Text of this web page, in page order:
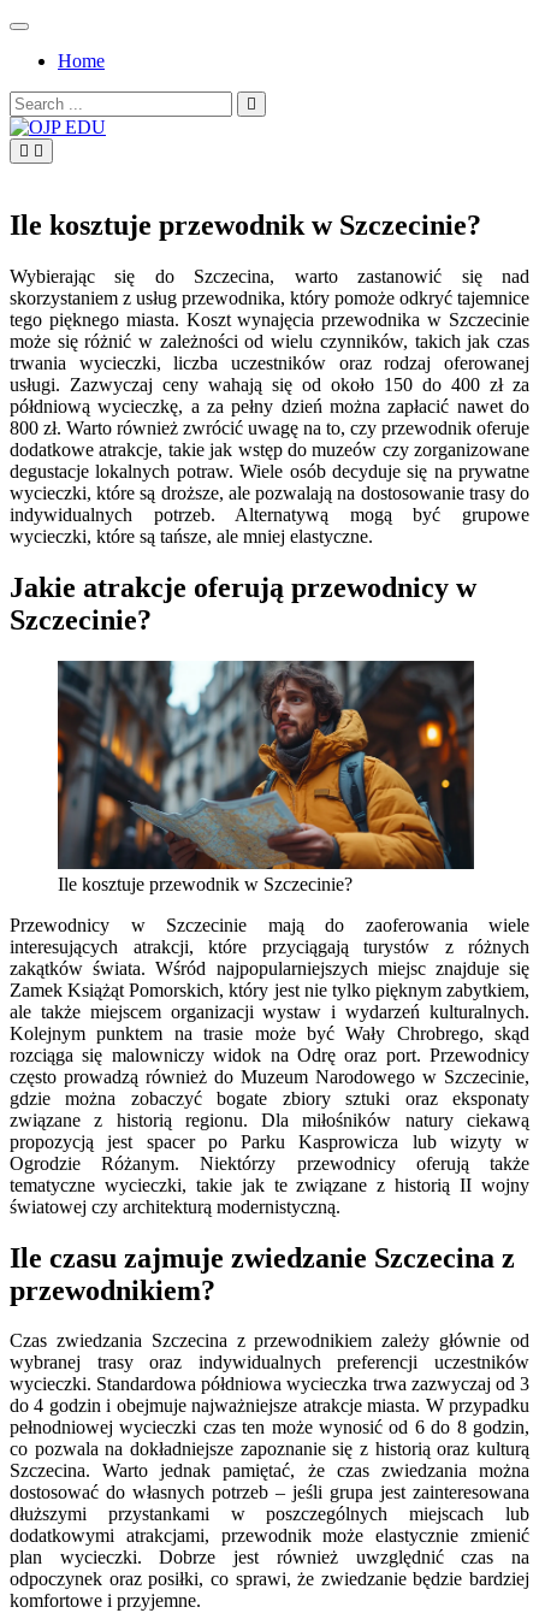
Skip
contentHome
Search
for:
Ile kosztuje przewodnik w Szczecinie?
Wybierając się do Szczecina, warto zastanowić się nad
skorzystaniem z usług przewodnika, który pomoże odkryć tajemnice
tego pięknego miasta. Koszt wynajęcia przewodnika w Szczecinie
może się różnić w zależności od wielu czynników, takich jak czas
trwania wycieczki, liczba uczestników oraz rodzaj oferowanej
usługi. Zazwyczaj ceny wahają się od około 150 do 400 zł za
półdniową wycieczkę, a za pełny dzień można zapłacić nawet do
800 zł. Warto również zwrócić uwagę na to, czy przewodnik oferuje
dodatkowe atrakcje, takie jak wstęp do muzeów czy zorganizowane
degustacje lokalnych potraw. Wiele osób decyduje się na prywatne
wycieczki, które są droższe, ale pozwalają na dostosowanie trasy do
indywidualnych potrzeb. Alternatywą mogą być grupowe
wycieczki, które są tańsze, ale mniej elastyczne.
Jakie atrakcje oferują przewodnicy w
Szczecinie?
Ile kosztuje przewodnik w Szczecinie?
Przewodnicy w Szczecinie mają do zaoferowania wiele
interesujących atrakcji, które przyciągają turystów z różnych
zakątków świata. Wśród najpopularniejszych miejsc znajduje się
Zamek Książąt Pomorskich, który jest nie tylko pięknym zabytkiem,
ale także miejscem organizacji wystaw i wydarzeń kulturalnych.
Kolejnym punktem na trasie może być Wały Chrobrego, skąd
rozciąga się malowniczy widok na Odrę oraz port. Przewodnicy
często prowadzą również do Muzeum Narodowego w Szczecinie,
gdzie można zobaczyć bogate zbiory sztuki oraz eksponaty
związane z historią regionu. Dla miłośników natury ciekawą
propozycją jest spacer po Parku Kasprowicza lub wizyty w
Ogrodzie Różanym. Niektórzy przewodnicy oferują także
tematyczne wycieczki, takie jak te związane z historią II wojny
światowej czy architekturą modernistyczną.
Ile czasu zajmuje zwiedzanie Szczecina z
przewodnikiem?
Czas zwiedzania Szczecina z przewodnikiem zależy głównie od
wybranej trasy oraz indywidualnych preferencji uczestników
wycieczki. Standardowa półdniowa wycieczka trwa zazwyczaj od 3
do 4 godzin i obejmuje najważniejsze atrakcje miasta. W przypadku
pełnodniowej wycieczki czas ten może wynosić od 6 do 8 godzin,
co pozwala na dokładniejsze zapoznanie się z historią oraz kulturą
Szczecina. Warto jednak pamiętać, że czas zwiedzania można
dostosować do własnych potrzeb – jeśli grupa jest zainteresowana
dłuższymi przystankami w poszczególnych miejscach lub
dodatkowymi atrakcjami, przewodnik może elastycznie zmienić
plan wycieczki. Dobrze jest również uwzględnić czas na
odpoczynek oraz posiłki, co sprawi, że zwiedzanie będzie bardziej
komfortowe i przyjemne.